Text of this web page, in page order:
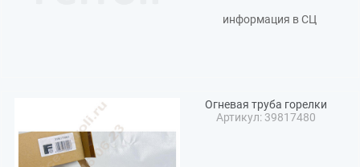
информация в СЦ
Огневая труба горелки
Артикул: 39817480